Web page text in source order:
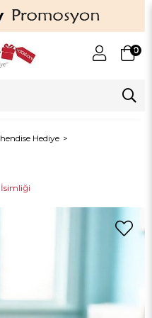
0
Hediye
İsimliği